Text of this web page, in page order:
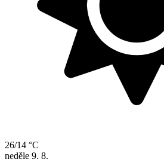
26/14 °C
neděle 9. 8.